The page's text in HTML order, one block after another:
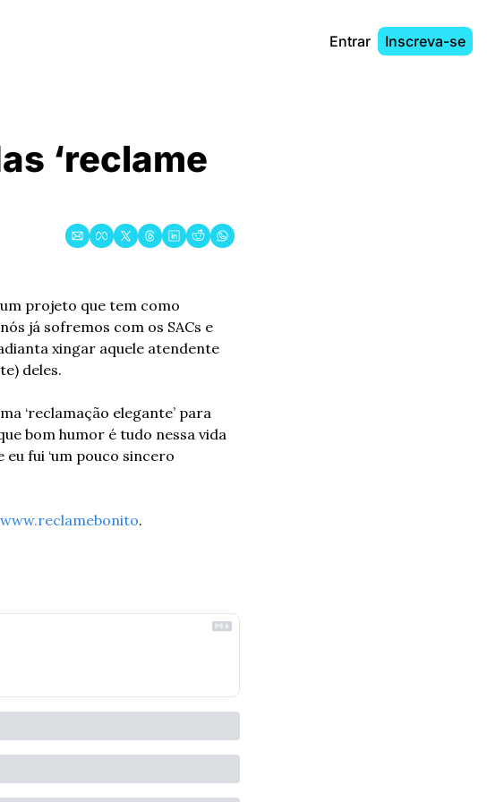
Entrar Inscreva-se
‘reclame
projeto que tem como
já sofremos com os SACs e
xingar aquele atendente
deles.
‘reclamação elegante’ para
bom humor é tudo nessa vida
fui ‘um pouco sincero
www.reclamebonito.